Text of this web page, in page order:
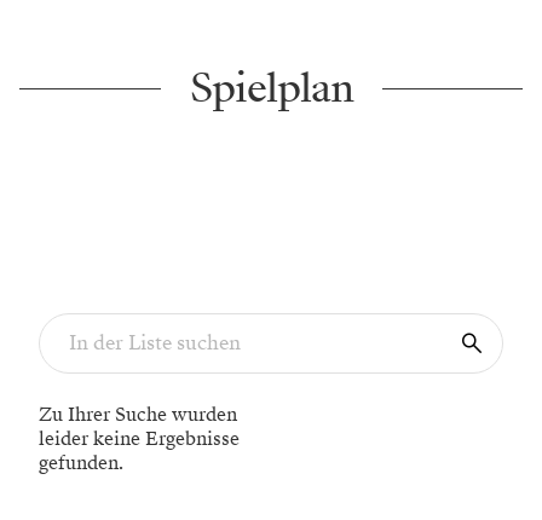
Spielplan
Zu Ihrer Suche wurden
leider keine Ergebnisse
gefunden.